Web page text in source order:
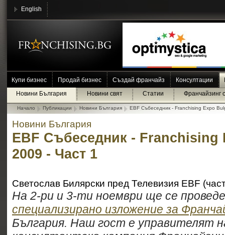
English
Купи бизнес Продай бизнес Създай франчайз Консултации
Новини България
Новини свят Статии Франчайзинг
Начало Публикации Новини България EBF Събеседник - Franchising Expo
Новини България
EBF Събеседник - Franchising
2009 - Част 1
Светослав Билярски пред Телевизия EBF
На 2-ри и 3-ти ноември ще се
специализирано изложение за
България. Наш гост е управителят